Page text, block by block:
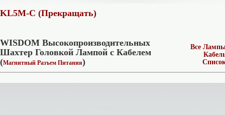
KL5M-C (Прекращать)
WISDOM Высокопроизводительных
Шахтер Головкой Лампой с Кабелем
(Магнитный Разъем Питания)
Все